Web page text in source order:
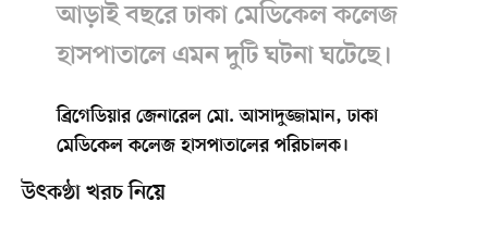
আড়াই বছরে ঢাকা মেডিকেল কলেজ
হাসপাতালে এমন দুটি ঘটনা ঘটেছে।
ব্রিগেডিয়ার জেনারেল মো. আসাদুজ্জামান, ঢাকা
মেডিকেল কলেজ হাসপাতালের পরিচালক।
উৎকণ্ঠা খরচ নিয়ে